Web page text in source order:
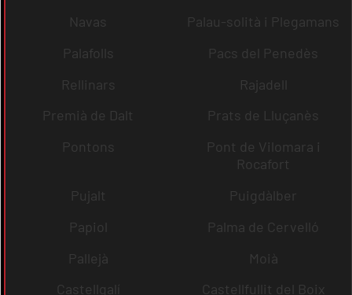
Navas
Palau-solità i Plegamans
Palafolls
Pacs del Penedès
Rellinars
Rajadell
Premià de Dalt
Prats de Lluçanès
Pontons
Pont de Vilomara i
Rocafort
Pujalt
Puigdàlber
Papiol
Palma de Cervelló
Pallejà
Moià
Castellgalí
Castellfullit del Boix